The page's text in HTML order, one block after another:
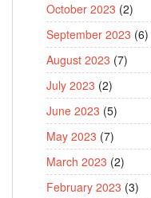
October 2023 (2)
September 2023 (6)
August 2023 (7)
July 2023 (2)
June 2023 (5)
May 2023 (7)
March 2023 (2)
February 2023 (3)